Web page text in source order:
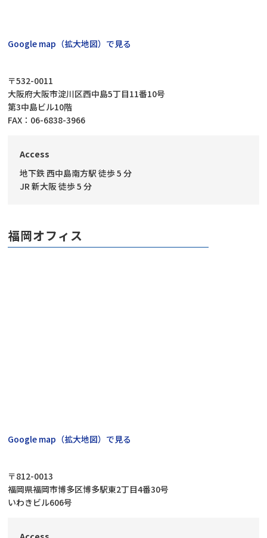
Google map（拡大地図）で見る
〒532-0011
大阪府大阪市淀川区西中島5丁目11番10号
第3中島ビル10階
FAX：06-6838-3966
Access
地下鉄 西中島南方駅 徒歩 5 分
JR 新大阪 徒歩 5 分
福岡オフィス
Google map（拡大地図）で見る
〒812-0013
福岡県福岡市博多区博多駅東2丁目4番30号
いわきビル606号